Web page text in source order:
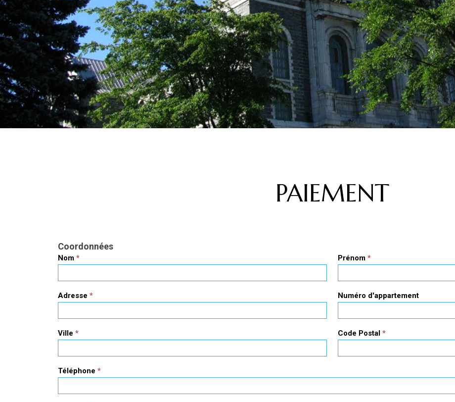
PAIEMENT
Paiement
Coordonnées
Nom * Prénom*
Adresse * Numéro d'appartement
Ville * Code Postal*
Téléphone *